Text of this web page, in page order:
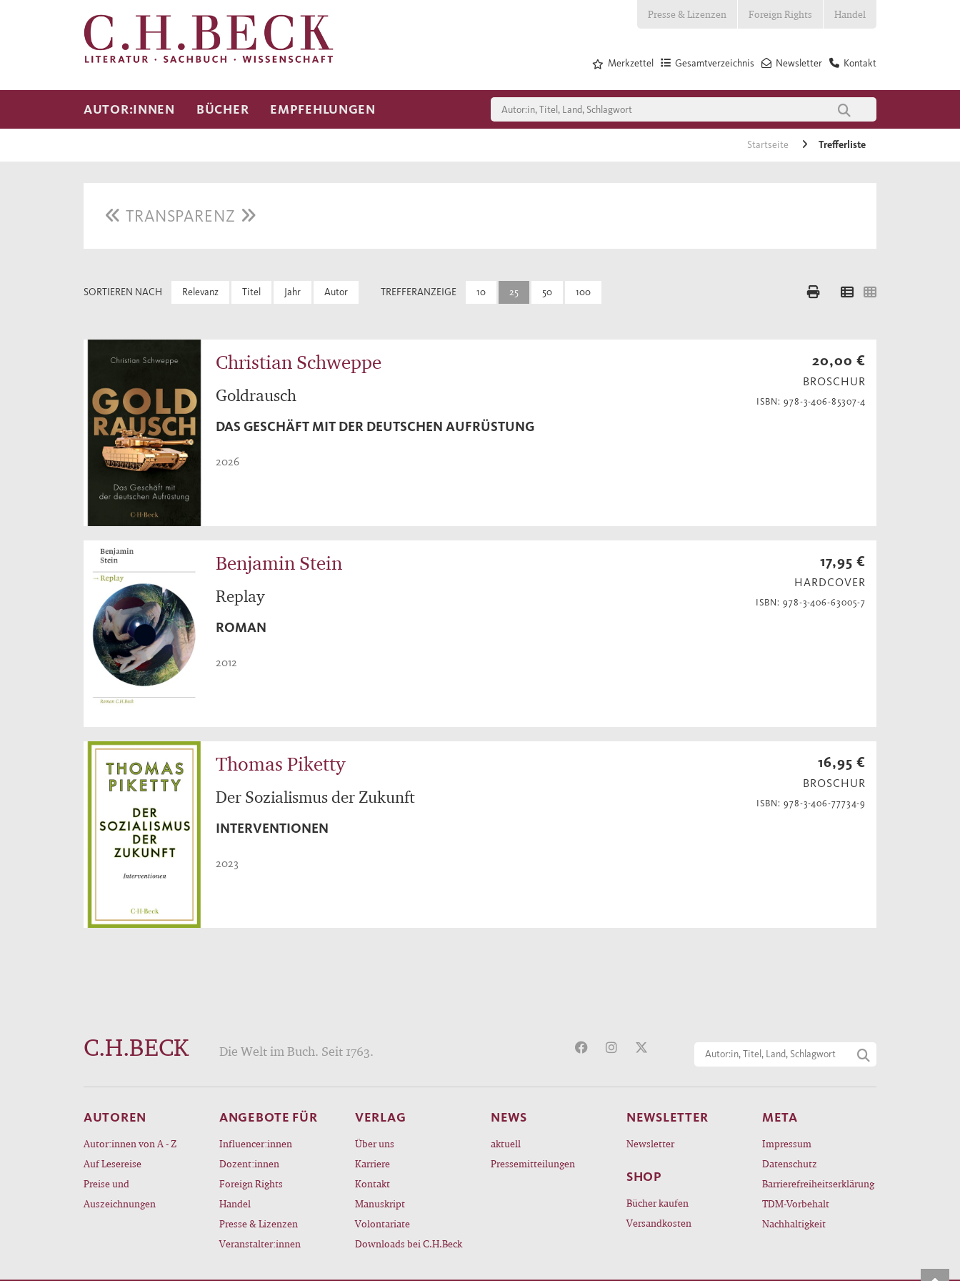
Presse & Lizenzen Foreign Rights Handel
Kontakt
Newsletter
Gesamtverzeichnis
Merkzettel
AUTOR:INNEN BÜCHER EMPFEHLUNGEN
Startseite Trefferliste
TRANSPARENZ
SORTIEREN NACH Relevanz Titel Jahr Autor TREFFERANZEIGE 10 25 50 100
Christian Schweppe
Goldrausch
DAS GESCHÄFT MIT DER DEUTSCHEN AUFRÜSTUNG
2026
20,00 €
BROSCHUR
ISBN: 978-3-406-85307-4
Benjamin Stein
Replay
ROMAN
2012
17,95 €
HARDCOVER
ISBN: 978-3-406-63005-7
Thomas Piketty
Der Sozialismus der Zukunft
INTERVENTIONEN
2023
16,95 €
BROSCHUR
ISBN: 978-3-406-77734-9
C.H.BECK Die Welt im Buch. Seit 1763.
AUTOREN
Autor:innen von A - Z
Auf Lesereise
Preise und
Auszeichnungen
ANGEBOTE FÜR
Influencer:innen
Dozent:innen
Foreign Rights
Handel
Presse & Lizenzen
Veranstalter:innen
VERLAG
Über uns
Karriere
Kontakt
Manuskript
Volontariate
Downloads bei C.H.Beck
NEWS
aktuell
Pressemitteilungen
NEWSLETTER
Newsletter
SHOP
Bücher kaufen
Versandkosten
META
Impressum
Datenschutz
Barrierefreiheitserklärung
TDM-Vorbehalt
Nachhaltigkeit